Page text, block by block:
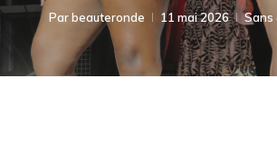
Parbeauteronde 11 mai 2026 Sans